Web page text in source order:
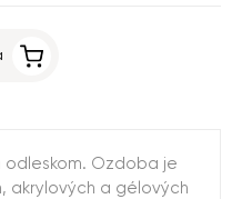
Ozdoba je
akrylových a gélových